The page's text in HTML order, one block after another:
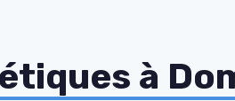
à